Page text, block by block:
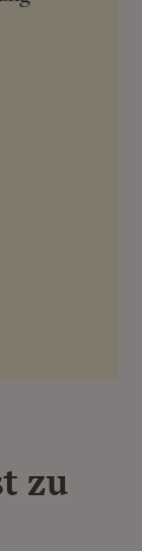
zu